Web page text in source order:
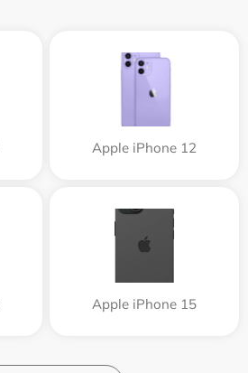
Apple iPhone 12
Apple iPhone 15